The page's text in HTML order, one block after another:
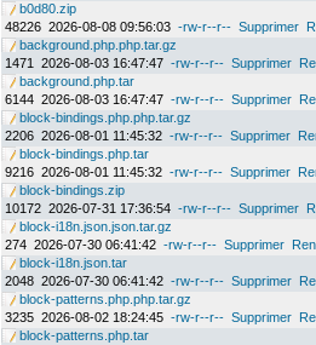
b0d80.zip
48226 2026-08-08 09:56:03 -rw-r--r-- Supprimer
background.php.php.tar.gz
1471
2026-08-03 16:47:47 -rw-r--r-- Supprimer
background.php.tar
6144 2026-08-03 16:47:47 -rw-r--r-- Supprimer
block-bindings.php.php.tar.gz
2206 2026-08-01 11:45:32 -rw-r--r-- Supprimer
block-bindings.php.tar
9216 2026-08-01 11:45:32 -rw-r--r-- Supprimer
block-bindings.zip
10172 2026-07-31 17:36:54 -rw-r--r-- Supprimer
block-i18n.json.json.tar.gz
274 2026-07-30 06:41:42 -rw-r--r-- Supprimer
block-i18n.json.tar
2048 2026-07-30 06:41:42 -rw-r--r-- Supprimer
block-patterns.php.php.tar.gz
3235 2026-08-02 18:24:45 -rw-r--r-- Supprimer
block-patterns.php.tar